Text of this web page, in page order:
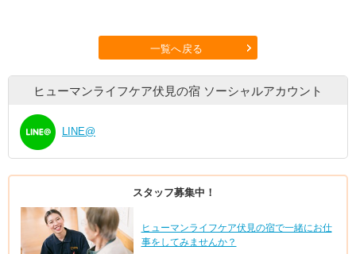
一覧へ戻る
ヒューマンライフケア伏見の宿 ソーシャルアカウント
LINE@
スタッフ募集中！
ヒューマンライフケア伏見の宿で一緒にお仕
事をしてみませんか？